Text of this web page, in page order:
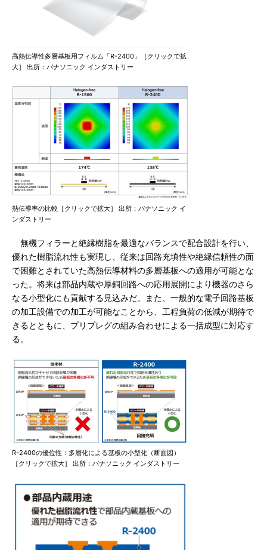
高熱伝導性多層基板用フィルム「R-2400」［クリックで拡
大］ 出所：パナソニック インダストリー
熱伝導率の比較［クリックで拡大］ 出所：パナソニック イ
ンダストリー
無機フィラーと絶縁樹脂を最適なバランスで配合設計を行い、
優れた樹脂流れ性も実現し、従来は回路充填性や絶縁信頼性の面
で困難とされていた高熱伝導材料の多層基板への適用が可能とな
った。将来は部品内蔵や厚銅回路への応用展開により機器のさら
なる小型化にも貢献する見込みだ。また、一般的な電子回路基板
の加工設備での加工が可能なことから、工程負荷の低減が期待で
きるとともに、プリプレグの組み合わせによる一括成型に対応す
る。
R-2400の優位性：多層化による基板の小型化（断面図）
［クリックで拡大］ 出所：パナソニック インダストリー